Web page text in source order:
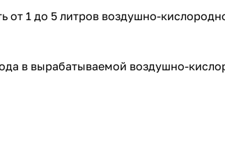
1 до 5 литров воздушно-
в вырабатываемой воздушно-